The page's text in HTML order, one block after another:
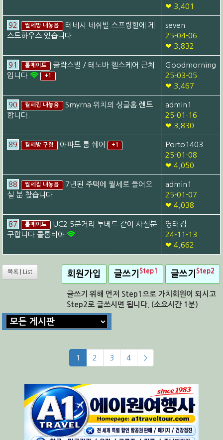
❤ 3,401
92 월세방 내놓음
테네시 네쉬빌 스프링힐에 게
스트하우스 있습니다.
seven
25-04-06
❤ 3,832
91 룸메이트
클락스빌 / 테노바 헬스케어 근처
입니다
+1
Goodmorning
25-03-05
❤ 3,467
90 월세집 내놓음
Smyrna 위치의 싱글홈 렌트
합니다.
admin1
25-01-16
❤ 3,830
89 월세방 구함 아파트 룸 쉐어 +1
Porto1403
25-01-08
❤ 4,050
88 월세집 내놓음
7년된 주택에 월세로 들어오
실 분 찾습니다.
admin1
25-01-07
❤ 4,038
87 룸메이트
UC2 5분거리 투베드 같이 사실분
구합니다 콜롬비아
영태김
24-11-13
❤ 4,662
목록 | List 회원가입 글쓰기 Step1 글쓰기 Step2
글쓰기 위해 먼저 Step1으로 가치회원이 되시고
Step2로 글쓰시면 됩니다. (소요시간 1분)
1 2 3 4 >